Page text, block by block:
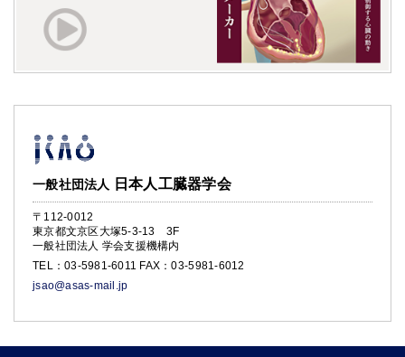
一般社団法人 日本人工臓器学会
〒112-0012
東京都文京区大塚5-3-13 3F
一般社団法人 学会支援機構内
TEL：03-5981-6011 FAX：03-5981-6012
jsao@asas-mail.jp